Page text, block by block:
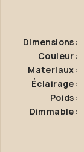
Dimensions:
Couleur:
Materiaux:
Éclairage:
Poids:
Dimmable: